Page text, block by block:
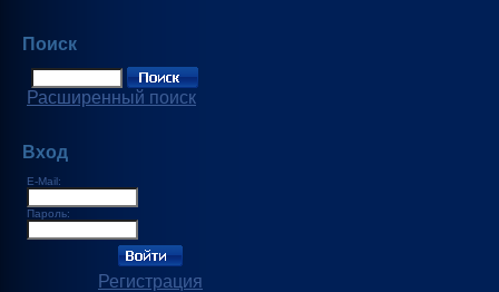
Поиск
Расширенный поиск
Вход
E-Mail:
Пароль:
Регистрация